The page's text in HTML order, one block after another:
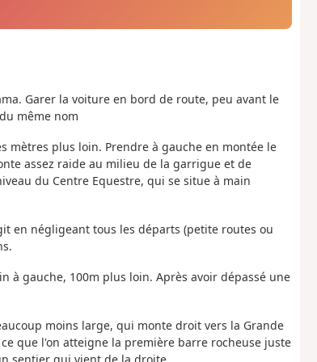
Garer la voiture en bord de route, peu avant le
même nom
mètres plus loin. Prendre à gauche en montée le
assez raide au milieu de la garrigue et de
du Centre Equestre, qui se situe à main
en négligeant tous les départs (petite routes ou
gauche, 100m plus loin. Après avoir dépassé une
moins large, qui monte droit vers la Grande
que l'on atteigne la première barre rocheuse juste